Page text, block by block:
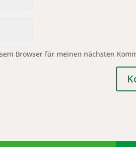
Browser für meinen nächsten